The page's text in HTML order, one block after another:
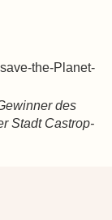
des
Stadt Castrop-